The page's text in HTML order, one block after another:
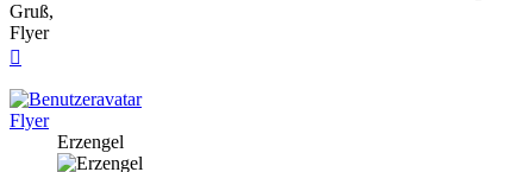
Gruß,
Flyer
Flyer
Erzengel